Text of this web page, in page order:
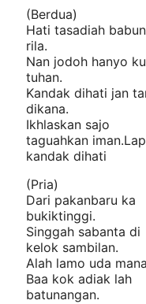
(Berdua)
Hati tasadiah
rila.
Nan jodoh hanyo
tuhan.
Kandak dihati jan
dikana.
Ikhlaskan sajo
taguahkan
kandak dihati
(Pria)
Dari pakanbaru ka
bukiktinggi.
Singgah sabanta di
kelok sambilan.
Alah lamo uda
Baa kok adiak lah
batunangan.